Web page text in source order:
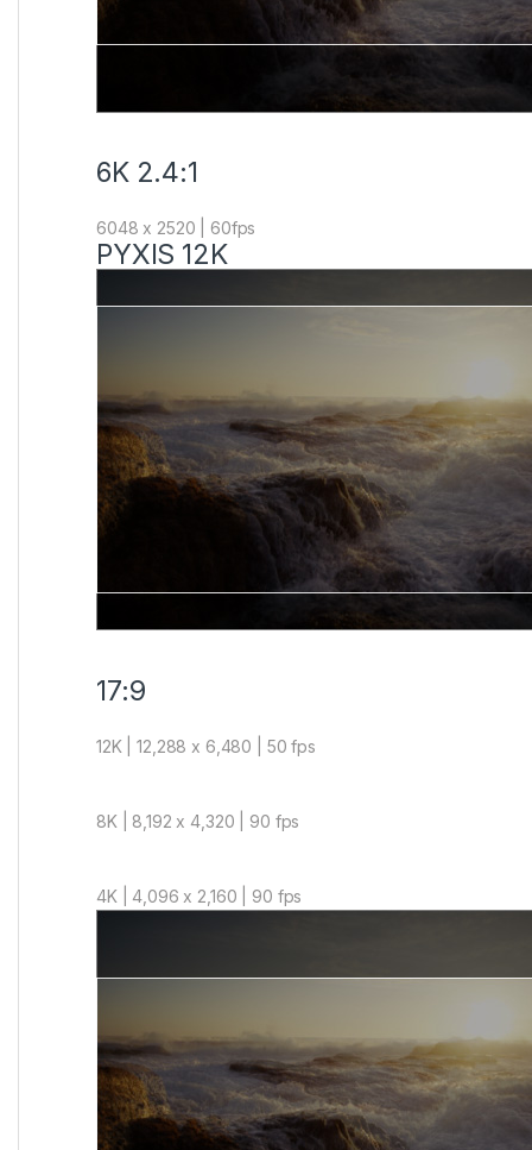
6K 2.4:1
6048 x 2520 | 60fps
PYXIS 12K
17:9
12K | 12,288 x 6,480 | 50 fps
8K | 8,192 x 4,320 | 90 fps
4K | 4,096 x 2,160 | 90 fps